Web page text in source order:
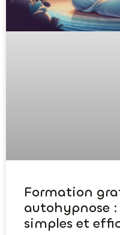
Formation
autohypnose
simples et